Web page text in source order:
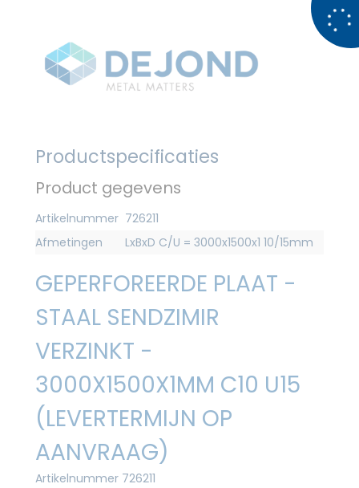
Productspecificaties
Product gegevens
Artikelnummer 726211
Afmetingen
LxBxD C/U = 3000x1500x1 10/15mm
GEPERFOREERDE PLAAT -
STAAL SENDZIMIR
VERZINKT -
3000X1500X1MM C10 U15
(LEVERTERMIJN OP
AANVRAAG)
Artikelnummer 726211